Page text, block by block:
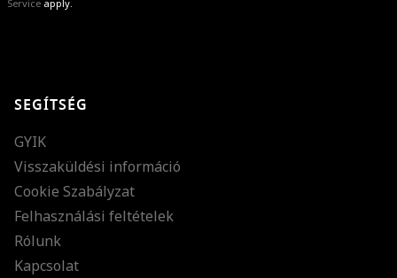
Service apply.
különleges ajánlatainkat és stílustippjeinket!
SEGÍTSÉG
GYIK
Visszaküldési információ
Cookie Szabályzat
Felhasználási feltételek
Rólunk
Kapcsolat